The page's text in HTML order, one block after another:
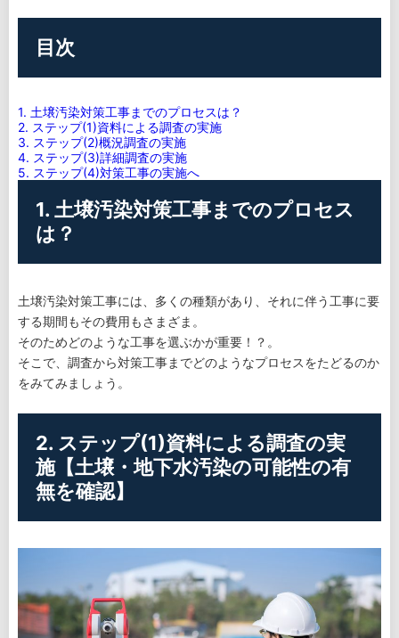
目次
1. 土壌汚染対策工事までのプロセスは？
2. ステップ(1)資料による調査の実施
3. ステップ(2)概況調査の実施
4. ステップ(3)詳細調査の実施
5. ステップ(4)対策工事の実施へ
1. 土壌汚染対策工事までのプロセス
は？
土壌汚染対策工事には、多くの種類があり、それに伴う工事に要
する期間もその費用もさまざま。
そのためどのような工事を選ぶかが重要！？。
そこで、調査から対策工事までどのようなプロセスをたどるのか
をみてみましょう。
2. ステップ(1)資料による調査の実
施【土壌・地下水汚染の可能性の有
無を確認】